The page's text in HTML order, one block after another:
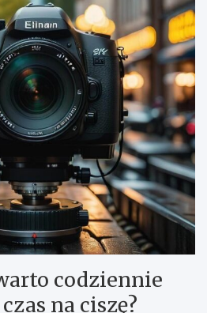
codziennie
na ciszę?